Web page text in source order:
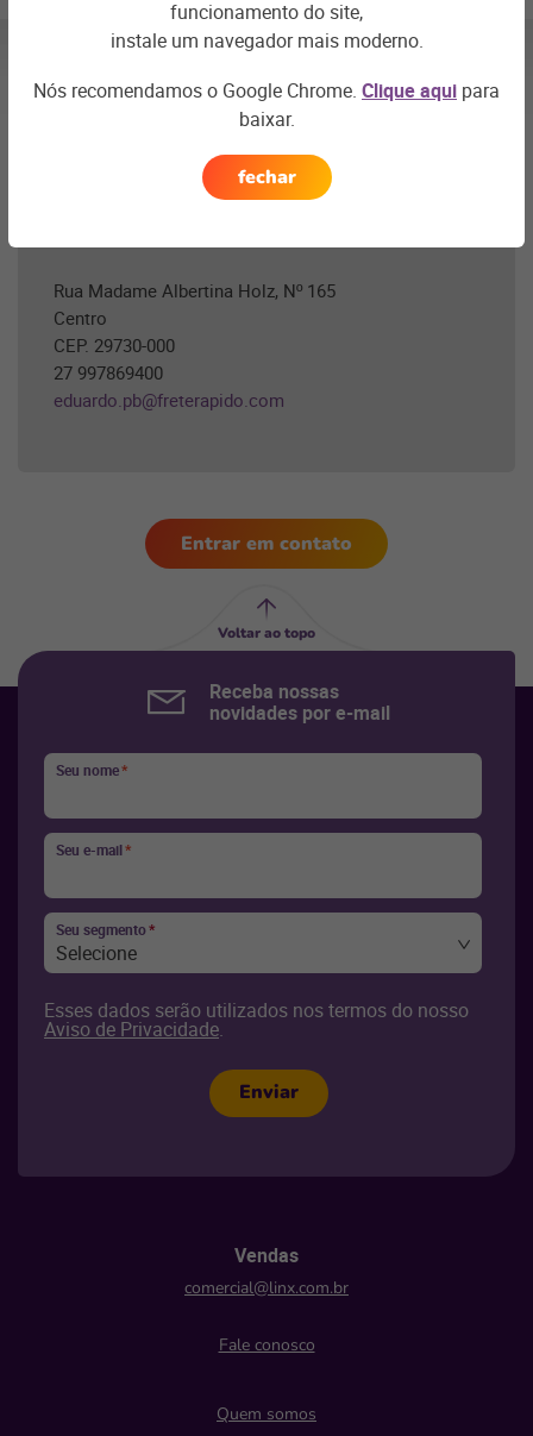
Sessão
localização
Rua Madame Albertina Holz, Nº 165
Centro
CEP. 29730-000
27 997869400
eduardo.pb@freterapido.com
Entrar em contato
funcionamento do site,
instale um navegador mais moderno.
Nós recomendamos o Google Chrome. Clique aqui para
baixar.
fechar
Voltar ao topo
Receba nossas
novidades por e-mail
Seu nome*
Seu e-mail*
Seu segmento*
Selecione
Esses dados serão utilizados nos termos do nosso
Aviso de Privacidade.
Enviar
Vendas
comercial@linx.com.br
Fale conosco
Quem somos